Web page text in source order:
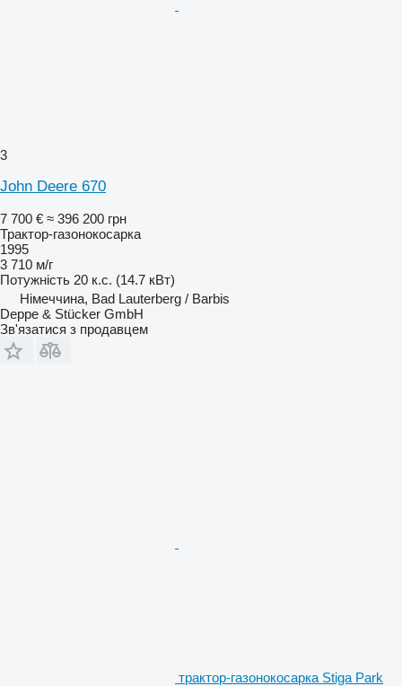
3
John Deere 670
7 700 € ≈ 396 200 грн
Трактор-газонокосарка
1995
3 710 м/г
Потужність 20 к.с. (14.7 кВт)
Німеччина, Bad Lauterberg / Barbis
Deppe & Stücker GmbH
Зв'язатися з продавцем
трактор-газонокосарка Stiga Park